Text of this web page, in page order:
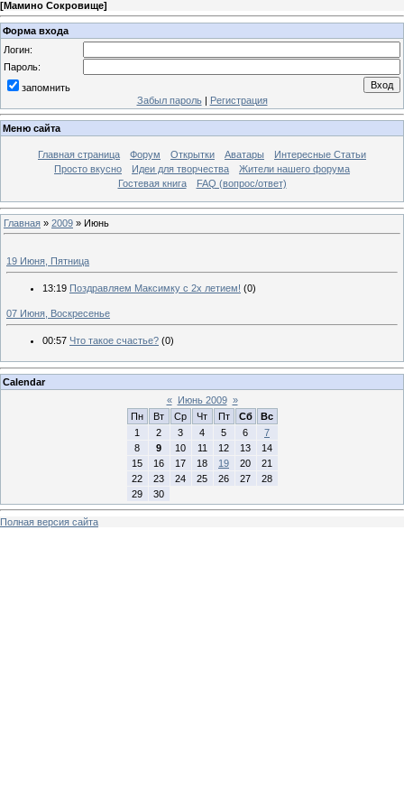
[Мамино Сокровище]
Форма входа
Логин:
Пароль:
запомнить
Забыл пароль| Регистрация
Меню сайта
Главная страница Форум Открытки Аватары
Интересные Статьи
Просто вкусно
Идеи для творчества
Жители нашего форума
Гостевая книга
FAQ (вопрос/ответ)
Главная » 2009 » Июнь
19 Июня, Пятница
13:19 Поздравляем Максимку с 2х летием! (0)
07 Июня, Воскресенье
00:57 Что такое счастье? (0)
Calendar
«
Июнь 2009 »
Пн
Вт Ср Чт Пт Сб
Вс
1
2 3 4 5 6
7
8
9 10 11 12 13
14
15
16 17 18 19 20
21
22
23 24 25 26 27
28
29
30
Полная версия сайта